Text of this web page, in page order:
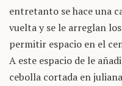
entretanto se hace una
vuelta y se le arreglan
permitir espacio en el
A este espacio de le
cebolla cortada en